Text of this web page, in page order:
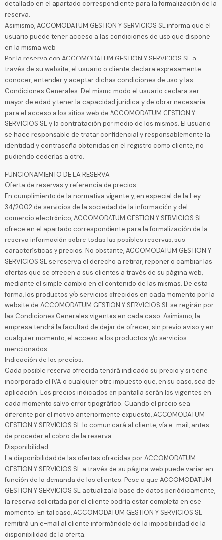
detallado en el apartado correspondiente para la formalización de la
reserva.
Asimismo, ACCOMODATUM GESTION Y SERVICIOS SL informa que el
usuario puede tener acceso a las condiciones de uso que dispone
en la misma web.
Por la reserva con ACCOMODATUM GESTION Y SERVICIOS SL a
través de su website, el usuario o cliente declara expresamente
conocer, entender y aceptar dichas condiciones de uso y las
Condiciones Generales. Del mismo modo el usuario declara ser
mayor de edad y tener la capacidad jurídica y de obrar necesaria
para el acceso a los sitios web de ACCOMODATUM GESTION Y
SERVICIOS SL y la contratación por medio de los mismos. El usuario
se hace responsable de tratar confidencial y responsablemente la
identidad y contraseña obtenidas en el registro como cliente, no
pudiendo cederlas a otro.
FUNCIONAMIENTO DE LA RESERVA
Oferta de reservas y referencia de precios.
En cumplimiento de la normativa vigente y, en especial de la Ley
34/2002 de servicios de la sociedad de la información y del
comercio electrónico, ACCOMODATUM GESTION Y SERVICIOS SL
ofrece en el apartado correspondiente para la formalización de la
reserva información sobre todas las posibles reservas, sus
características y precios. No obstante, ACCOMODATUM GESTION Y
SERVICIOS SL se reserva el derecho a retirar, reponer o cambiar las
ofertas que se ofrecen a sus clientes a través de su página web,
mediante el simple cambio en el contenido de las mismas. De esta
forma, los productos y/o servicios ofrecidos en cada momento por la
website de ACCOMODATUM GESTION Y SERVICIOS SL se regirán por
las Condiciones Generales vigentes en cada caso. Asimismo, la
empresa tendrá la facultad de dejar de ofrecer, sin previo aviso y en
cualquier momento, el acceso a los productos y/o servicios
mencionados.
Indicación de los precios.
Cada posible reserva ofrecida tendrá indicado su precio y si tiene
incorporado el IVA o cualquier otro impuesto que, en su caso, sea de
aplicación. Los precios indicados en pantalla serán los vigentes en
cada momento salvo error tipográfico. Cuando el precio sea
diferente por el motivo anteriormente expuesto, ACCOMODATUM
GESTION Y SERVICIOS SL lo comunicará al cliente, vía e-mail, antes
de proceder el cobro de la reserva.
Disponibilidad.
La disponibilidad de las ofertas ofrecidas por ACCOMODATUM
GESTION Y SERVICIOS SL a través de su página web puede variar en
función de la demanda de los clientes. Pese a que ACCOMODATUM
GESTION Y SERVICIOS SL actualiza la base de datos periódicamente,
la reserva solicitada por el cliente podría estar completa en ese
momento. En tal caso, ACCOMODATUM GESTION Y SERVICIOS SL
remitirá un e-mail al cliente informándole de la imposibilidad de la
disponibilidad de la oferta.